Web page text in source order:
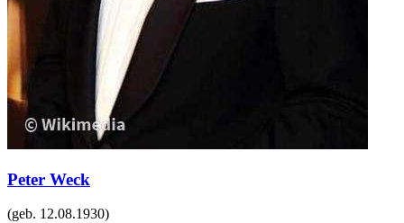
Peter Weck
(geb. 12.08.1930)